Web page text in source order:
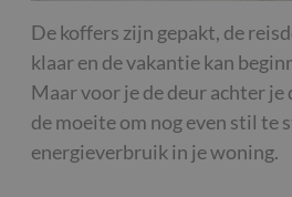
De koffers zijn gepakt, de
klaar en de vakantie kan
Maar voor je de deur achter
de moeite om nog even stil te
energieverbruik in je woning.